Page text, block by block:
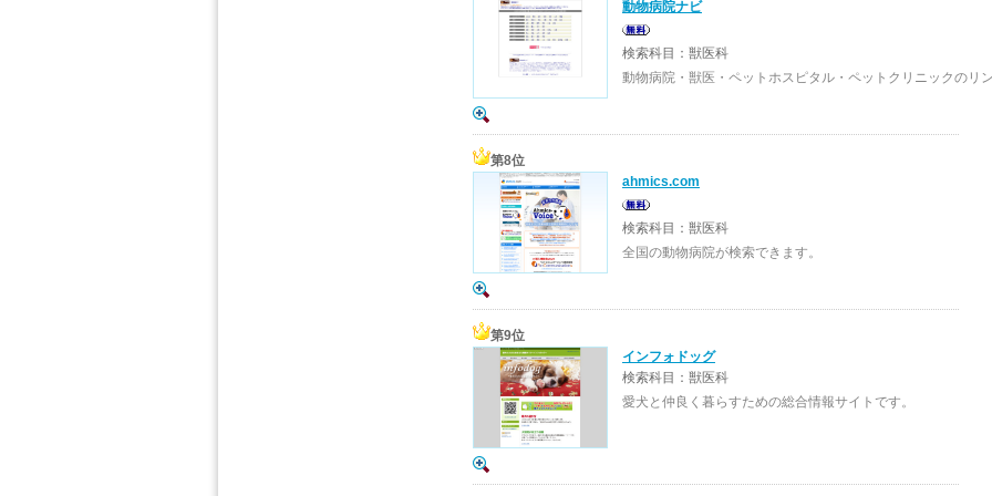
動物病院ナビ
検索科目：獣医科
動物病院・獣医・ペットホスピタル・ペットクリニックのリ
第8位
ahmics.com
検索科目：獣医科
全国の動物病院が検索できます。
第9位
インフォドッグ
検索科目：獣医科
愛犬と仲良く暮らすための総合情報サイトです。